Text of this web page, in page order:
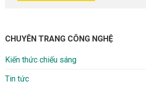
CHUYÊN TRANG CÔNG NGHỆ
Kiến thức chiếu sáng
Tin tức